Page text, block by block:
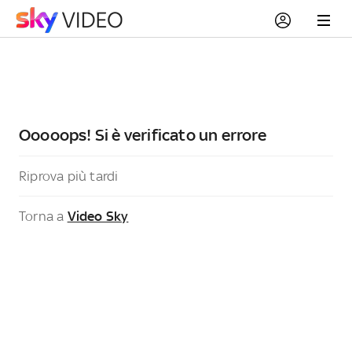
Ooooops! Si è verificato un errore
Riprova più tardi
Torna a Video Sky